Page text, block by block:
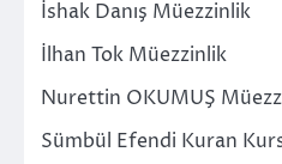
İshak Danış Müezzinlik
İlhan Tok Müezzinlik
Nurettin OKUMUŞ
Sümbül Efendi Kuran